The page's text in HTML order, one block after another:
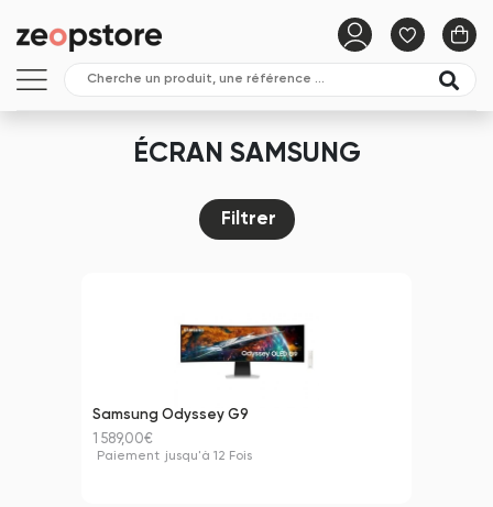
ÉCRAN SAMSUNG
Filtrer
Samsung Odyssey G9
1 589,00€
Paiement jusqu'à 12 Fois